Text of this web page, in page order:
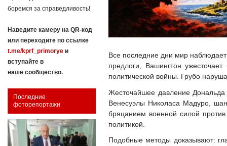
боремся за справедливость!
Наведите камеру на QR-код
или переходите по ссылке
t.me/kprf_primorye и
вступайте в
наше сообщество.
Последние
фоторепортажи
Все последние дни мир
предлоги, Вашингтон
политической войны. Грубо
Жесточайшее давление Дональда
Венесуэлы Николаса Мадуро,
бряцанием военной силой
политикой.
Подобные методы доказывают: